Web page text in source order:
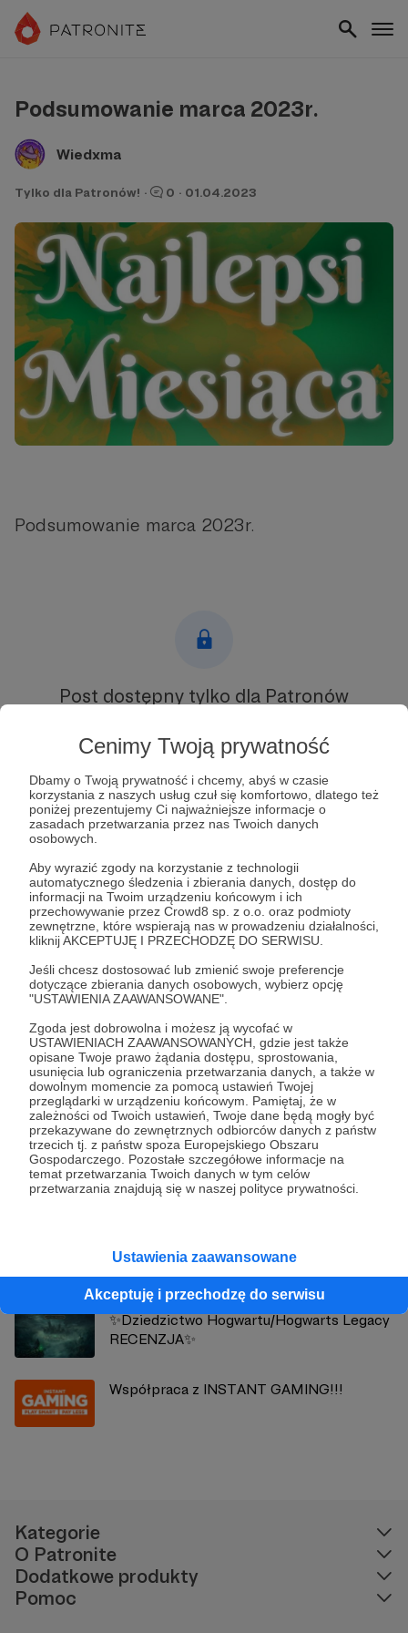
Cenimy Twoją prywatność
Dbamy o Twoją prywatność i chcemy, abyś w czasie
korzystania z naszych usług czuł się komfortowo, dlatego też
poniżej prezentujemy Ci najważniejsze informacje o
zasadach przetwarzania przez nas Twoich danych
osobowych.
Aby wyrazić zgody na korzystanie z technologii
automatycznego śledzenia i zbierania danych, dostęp do
informacji na Twoim urządzeniu końcowym i ich
przechowywanie przez Crowd8 sp. z o.o. oraz podmioty
zewnętrzne, które wspierają nas w prowadzeniu działalności,
kliknij AKCEPTUJĘ I PRZECHODZĘ DO SERWISU.
Jeśli chcesz dostosować lub zmienić swoje preferencje
dotyczące zbierania danych osobowych, wybierz opcję
"USTAWIENIA ZAAWANSOWANE".
Zgoda jest dobrowolna i możesz ją wycofać w
USTAWIENIACH ZAAWANSOWANYCH, gdzie jest także
opisane Twoje prawo żądania dostępu, sprostowania,
usunięcia lub ograniczenia przetwarzania danych, a także w
dowolnym momencie za pomocą ustawień Twojej
przeglądarki w urządzeniu końcowym. Pamiętaj, że w
zależności od Twoich ustawień, Twoje dane będą mogły być
przekazywane do zewnętrznych odbiorców danych z państw
trzecich tj. z państw spoza Europejskiego Obszaru
Gospodarczego. Pozostałe szczegółowe informacje na
temat przetwarzania Twoich danych w tym celów
przetwarzania znajdują się w naszej polityce prywatności.
Ustawienia zaawansowane
Akceptuję i przechodzę do serwisu
Podsumowanie marca 2023r.
Wiedxma
Tylko dla Patronów! · 0 · 01.04.2023
Podsumowanie marca 2023r.
Post dostępny tylko dla Patronów
Zostań Patronem
Zaloguj się
#podsumowanie marzec #2023 #TeamUszanowanko
Udostępnij
Wiedxma
Zobacz profil autora
Zobacz również
Podsumowanie luty 2023r.
✨Dziedzictwo Hogwartu/Hogwarts Legacy
RECENZJA✨
Współpraca z INSTANT GAMING!!!
Kategorie
O Patronite
Dodatkowe produkty
Pomoc